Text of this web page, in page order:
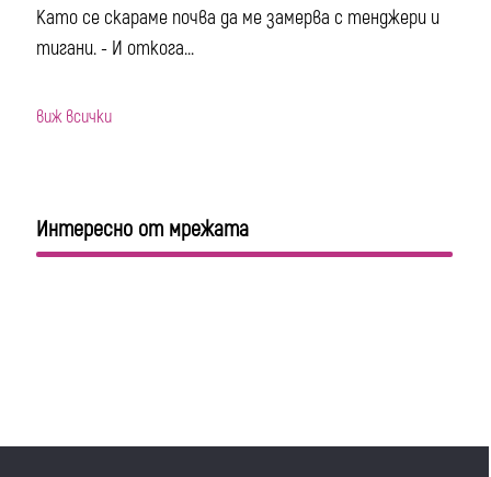
Като се скараме почва да ме замерва с тенджери и
тигани. - И откога...
виж всички
Интересно от мрежата